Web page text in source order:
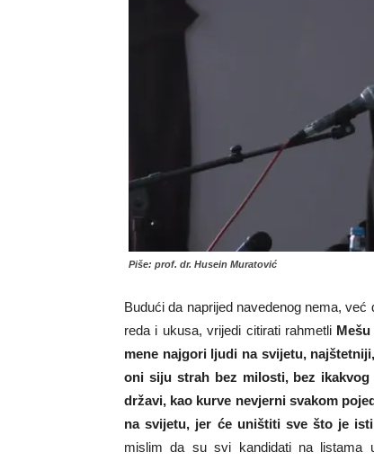
Piše: prof. dr. Husein Muratović
Budući da naprijed navedenog nema,
reda i ukusa, vrijedi citirati rahmetli
mene najgori ljudi na svijetu,
oni siju strah bez milosti, bez
državi, kao kurve nevjerni svakom
na svijetu, jer će uništiti sve što je
mislim da su svi kandidati na listama